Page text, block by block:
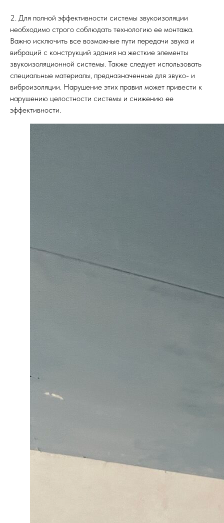
2. Для полной эффективности системы звукоизоляции
необходимо строго соблюдать технологию ее монтажа.
Важно исключить все возможные пути передачи звука и
вибраций с конструкций здания на жесткие элементы
звукоизоляционной системы. Также следует использовать
специальные материалы, предназначенные для звуко- и
виброизоляции. Нарушение этих правил может привести к
нарушению целостности системы и снижению ее
эффективности.